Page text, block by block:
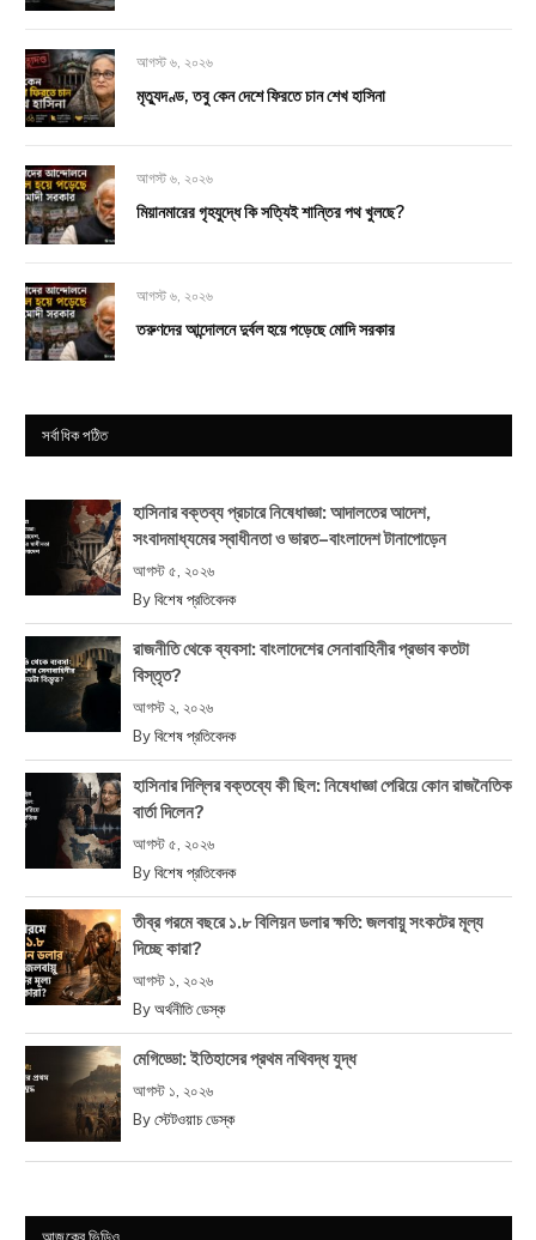
আগস্ট ৬, ২০২৬
মৃত্যুদণ্ড, তবু কেন দেশে ফিরতে চান শেখ হাসিনা
আগস্ট ৬, ২০২৬
মিয়ানমারের গৃহযুদ্ধে কি সত্যিই শান্তির পথ খুলছে?
আগস্ট ৬, ২০২৬
তরুণদের আন্দোলনে দুর্বল হয়ে পড়েছে মোদি সরকার
সর্বাধিক পঠিত
হাসিনার বক্তব্য প্রচারে নিষেধাজ্ঞা: আদালতের আদেশ,
সংবাদমাধ্যমের স্বাধীনতা ও ভারত–বাংলাদেশ টানাপোড়েন
আগস্ট ৫, ২০২৬
By বিশেষ প্রতিবেদক
রাজনীতি থেকে ব্যবসা: বাংলাদেশের সেনাবাহিনীর প্রভাব কতটা
বিস্তৃত?
আগস্ট ২, ২০২৬
By বিশেষ প্রতিবেদক
হাসিনার দিল্লির বক্তব্যে কী ছিল: নিষেধাজ্ঞা পেরিয়ে কোন রাজনৈতিক
বার্তা দিলেন?
আগস্ট ৫, ২০২৬
By বিশেষ প্রতিবেদক
তীব্র গরমে বছরে ১.৮ বিলিয়ন ডলার ক্ষতি: জলবায়ু সংকটের মূল্য
দিচ্ছে কারা?
আগস্ট ১, ২০২৬
By অর্থনীতি ডেস্ক
মেগিড্ডো: ইতিহাসের প্রথম নথিবদ্ধ যুদ্ধ
আগস্ট ১, ২০২৬
By স্টেটওয়াচ ডেস্ক